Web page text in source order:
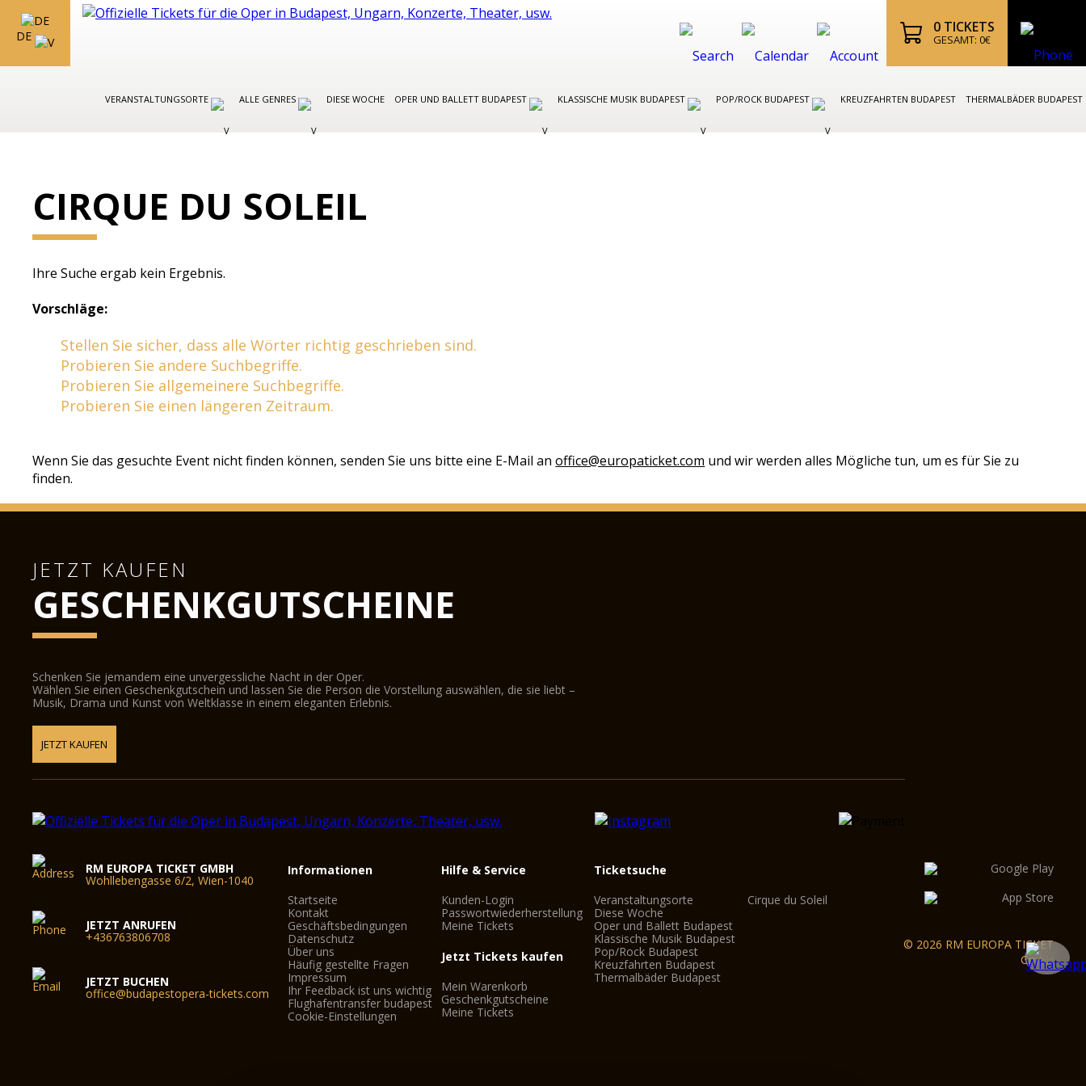
DE
0 TICKETS
GESAMT: 0€
VERANSTALTUNGSORTE ALLE GENRES DIESE WOCHE OPER UND BALLETT BUDAPEST KLASSISCHE MUSIK BUDAPEST POP/ROCK BUDAPEST KREUZFAHRTEN BUDAPEST THERMALBÄDER BUDAPEST
CIRQUE DU SOLEIL
Ihre Suche ergab kein Ergebnis.
Vorschläge:
Stellen Sie sicher, dass alle Wörter richtig geschrieben sind.
Probieren Sie andere Suchbegriffe.
Probieren Sie allgemeinere Suchbegriffe.
Probieren Sie einen längeren Zeitraum.
Wenn Sie das gesuchte Event nicht finden können, senden Sie uns bitte eine E-Mail anoffice@europaticket.com und wir werden alles Mögliche tun, um es für Sie zu
finden.
JETZT KAUFEN
GESCHENKGUTSCHEINE
Schenken Sie jemandem eine unvergessliche Nacht in der Oper.
Wählen Sie einen Geschenkgutschein und lassen Sie die Person die Vorstellung auswählen, die sie liebt –
Musik, Drama und Kunst von Weltklasse in einem eleganten Erlebnis.
JETZT KAUFEN
RM EUROPA TICKET GMBH
Wohllebengasse 6/2, Wien-1040
JETZT ANRUFEN
+436763806708
JETZT BUCHEN
office@budapestopera-tickets.com
Informationen
Startseite
Kontakt
Geschäftsbedingungen
Datenschutz
Über uns
Häufig gestellte Fragen
Impressum
Ihr Feedback ist uns wichtig
Flughafentransfer budapest
Cookie-Einstellungen
Hilfe & Service
Kunden-Login
Passwortwiederherstellung
Meine Tickets
Jetzt Tickets kaufen
Mein Warenkorb
Geschenkgutscheine
Meine Tickets
Ticketsuche
Veranstaltungsorte
Diese Woche
Oper und Ballett Budapest
Klassische Musik Budapest
Pop/Rock Budapest
Kreuzfahrten Budapest
Thermalbäder Budapest
Cirque du Soleil
© 2026 RM EUROPA TICKET
GmbH